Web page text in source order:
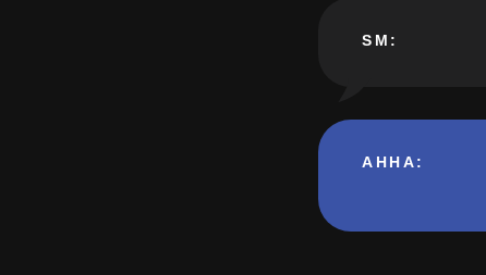
SM:
АННА: